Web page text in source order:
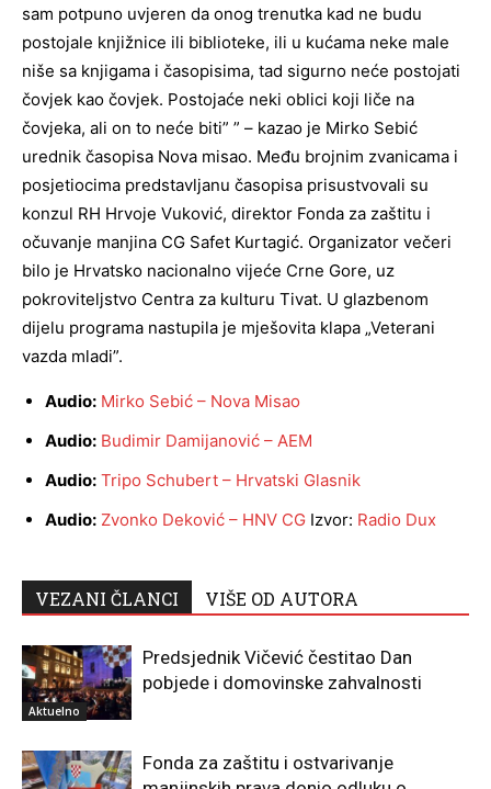
sam potpuno uvjeren da onog trenutka kad ne budu
postojale knjižnice ili biblioteke, ili u kućama neke male
niše sa knjigama i časopisima, tad sigurno neće postojati
čovjek kao čovjek. Postojaće neki oblici koji liče na
čovjeka, ali on to neće biti” ” – kazao je Mirko Sebić
urednik časopisa Nova misao. Među brojnim zvanicama i
posjetiocima predstavljanu časopisa prisustvovali su
konzul RH Hrvoje Vuković, direktor Fonda za zaštitu i
očuvanje manjina CG Safet Kurtagić. Organizator večeri
bilo je Hrvatsko nacionalno vijeće Crne Gore, uz
pokroviteljstvo Centra za kulturu Tivat. U glazbenom
dijelu programa nastupila je mješovita klapa „Veterani
vazda mladi”.
Audio: Mirko Sebić – Nova Misao
Audio: Budimir Damijanović – AEM
Audio: Tripo Schubert – Hrvatski Glasnik
Audio: Zvonko Deković – HNV CG Izvor: Radio Dux
VEZANI ČLANCI VIŠE OD AUTORA
Aktuelno
Predsjednik Vičević čestitao Dan
pobjede i domovinske zahvalnosti
Fonda za zaštitu i ostvarivanje